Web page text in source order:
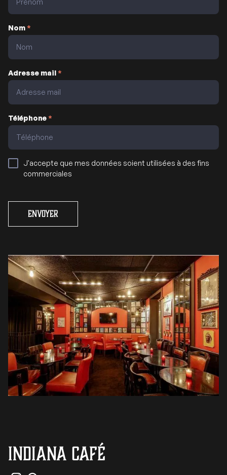
Nom*
Adresse mail*
Téléphone*
J'accepte que mes données soient utilisées à des fins
commerciales
Envoyer
INDIANA Café